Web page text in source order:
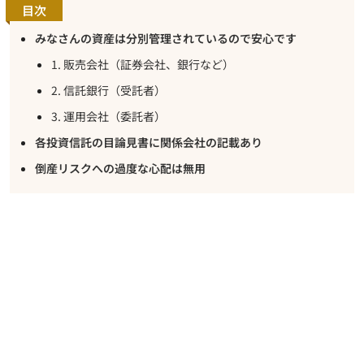
目次
みなさんの資産は分別管理されているので安心です
1. 販売会社（証券会社、銀行など）
2. 信託銀行（受託者）
3. 運用会社（委託者）
各投資信託の目論見書に関係会社の記載あり
倒産リスクへの過度な心配は無用